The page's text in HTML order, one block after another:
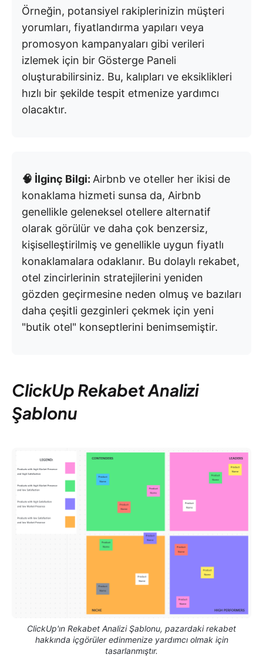
Örneğin, potansiyel rakiplerinizin müşteri
yorumları, fiyatlandırma yapıları veya
promosyon kampanyaları gibi verileri
izlemek için bir Gösterge Paneli
oluşturabilirsiniz. Bu, kalıpları ve eksiklikleri
hızlı bir şekilde tespit etmenize yardımcı
olacaktır.
🧠 İlginç Bilgi: Airbnb ve oteller her ikisi de
konaklama hizmeti sunsa da, Airbnb
genellikle geleneksel otellere alternatif
olarak görülür ve daha çok benzersiz,
kişiselleştirilmiş ve genellikle uygun fiyatlı
konaklamalara odaklanır. Bu dolaylı rekabet,
otel zincirlerinin stratejilerini yeniden
gözden geçirmesine neden olmuş ve bazıları
daha çeşitli gezginleri çekmek için yeni
"butik otel" konseptlerini benimsemiştir.
ClickUp Rekabet Analizi
Şablonu
ClickUp'ın Rekabet Analizi Şablonu, pazardaki rekabet
hakkında içgörüler edinmenize yardımcı olmak için
tasarlanmıştır.